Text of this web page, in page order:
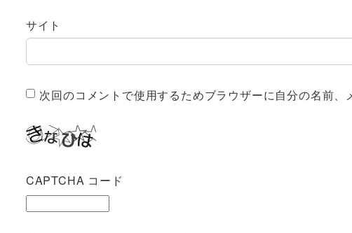
サイト
次回のコメントで使用するためブラウザーに自分の名前、
CAPTCHA コード